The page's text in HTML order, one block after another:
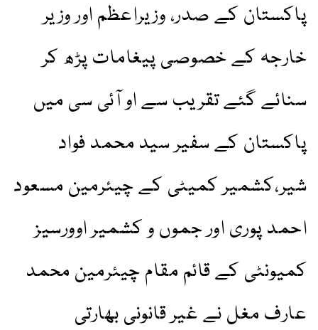
پاکستان کے صدر، وزیراعظم اور وزیر
خارجہ کے خصوصی پیغامات پڑھ کر
سنائے گئے تقریب سے او آئی سی میں
پاکستان کے سفیر سید محمد فواد
شیر،کشمیر کمیٹی کے چیئرمین مسعود
احمد پوری اور جموں و کشمیر اوورسیز
کمیونٹی کے قائم مقام چیئرمین محمد
عارف مغل نے غیر قانونی بھارتی